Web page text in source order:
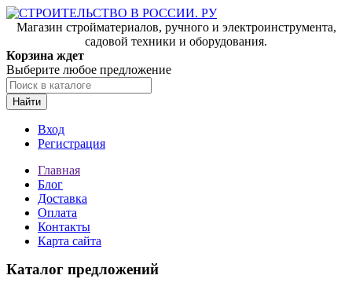
Магазин стройматериалов, ручного и электроинструмента,
садовой техники и оборудования.
Корзина ждет
Выберите любое предложение
Найти
Вход
Регистрация
Главная
Блог
Доставка
Оплата
Контакты
Карта сайта
Каталог предложений